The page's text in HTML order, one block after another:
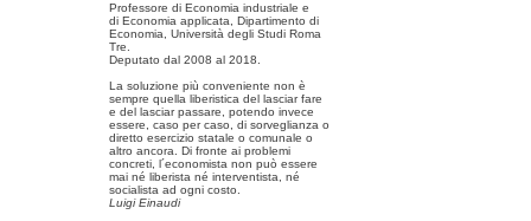
Professore di Economia industriale e
di Economia applicata, Dipartimento di
Economia, Università degli Studi Roma
Tre.
Deputato dal 2008 al 2018.
La soluzione più conveniente non è
sempre quella liberistica del lasciar fare
e del lasciar passare, potendo invece
essere, caso per caso, di sorveglianza o
diretto esercizio statale o comunale o
altro ancora. Di fronte ai problemi
concreti, l´economista non può essere
mai né liberista né interventista, né
socialista ad ogni costo.
Luigi Einaudi